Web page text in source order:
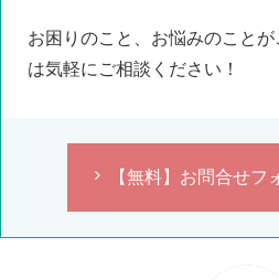
お困りのこと、お悩みのこと
は気軽にご相談ください！
【無料】お問合せフ